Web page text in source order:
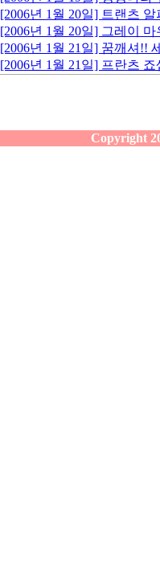
[2006년 1월 20일] 트랜츠
[2006년 1월 20일] 그레이
[2006년 1월 21일] 꿈깨셔!!
[2006년 1월 21일] 프란츠
Copyright